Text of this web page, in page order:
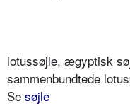
lotussøjle, ægyptisk
sammenbundtede
Se søjle